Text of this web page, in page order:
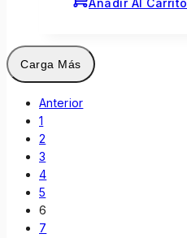
Añadir Al Carrito
Carga Más
Anterior
1
2
3
4
5
6
7